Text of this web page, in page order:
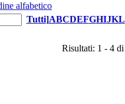
alfabetico
Tutti]ABCDEFGHIJKL
Risultati: 1 - 4